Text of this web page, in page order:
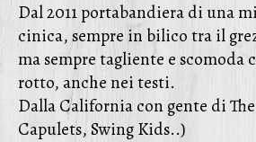
Dal 2011 portabandiera di una
cinica, sempre in bilico tra il
ma sempre tagliente e scomoda
rotto, anche nei testi.
Dalla California con gente di
Capulets, Swing Kids..)